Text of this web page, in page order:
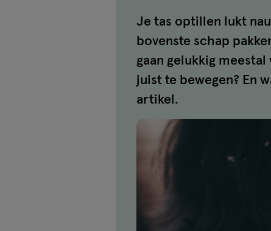
Je tas optillen lukt
bovenste schap
gaan gelukkig
juist te bewegen? En
artikel.